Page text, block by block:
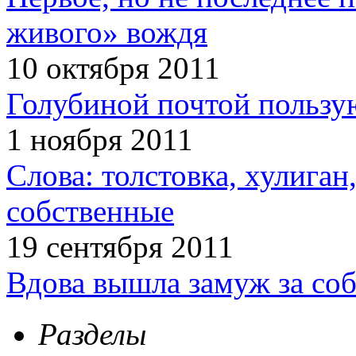
живого» вождя
10 октября 2011
Голубиной почтой
1 ноября 2011
Слова: толстовка,
собственные
19 сентября 2011
Вдова вышла замуж за
Разделы